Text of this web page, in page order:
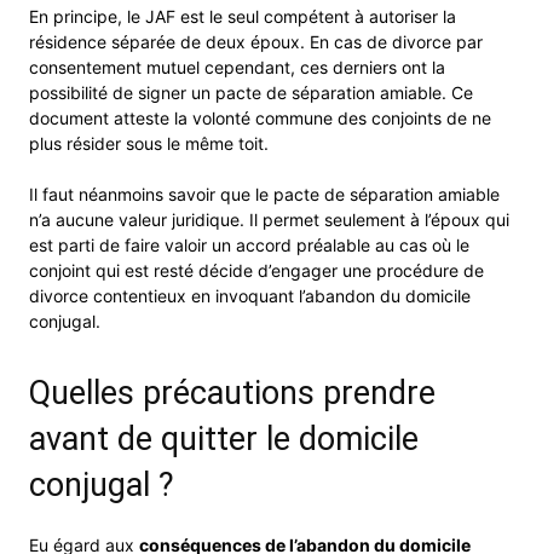
En principe, le JAF est le seul compétent à autoriser la
résidence séparée de deux époux. En cas de divorce par
consentement mutuel cependant, ces derniers ont la
possibilité de signer un pacte de séparation amiable. Ce
document atteste la volonté commune des conjoints de ne
plus résider sous le même toit.
Il faut néanmoins savoir que le pacte de séparation amiable
n’a aucune valeur juridique. Il permet seulement à l’époux qui
est parti de faire valoir un accord préalable au cas où le
conjoint qui est resté décide d’engager une procédure de
divorce contentieux en invoquant l’abandon du domicile
conjugal.
Quelles précautions prendre
avant de quitter le domicile
conjugal ?
Eu égard aux conséquences de l’abandon du domicile